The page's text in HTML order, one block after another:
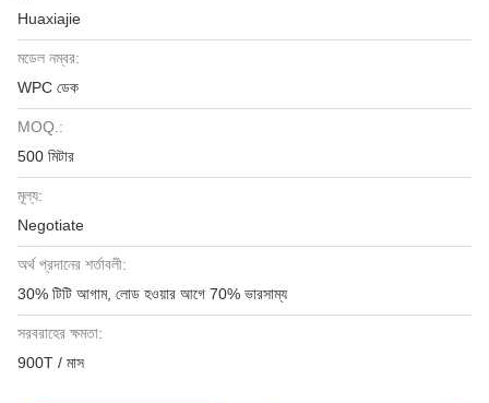
Huaxiajie
মডেল নম্বর:
WPC ডেক
MOQ.:
500 মিটার
মূল্য:
Negotiate
অর্থ প্রদানের শর্তাবলী:
30% টিটি আগাম, লোড হওয়ার আগে 70% ভারসাম্য
সরবরাহের ক্ষমতা:
900T / মাস